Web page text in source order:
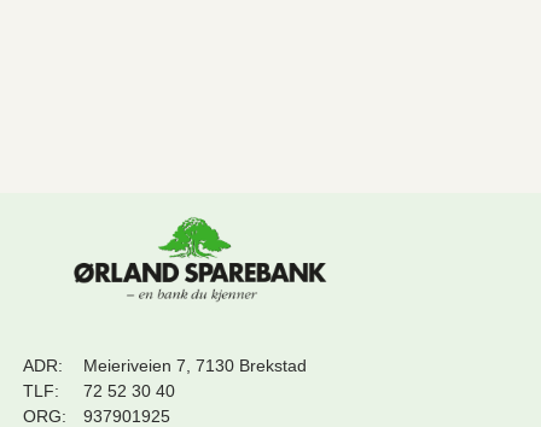
ADR:
Meieriveien 7, 7130 Brekstad
TLF:
72 52 30 40
ORG:
937901925